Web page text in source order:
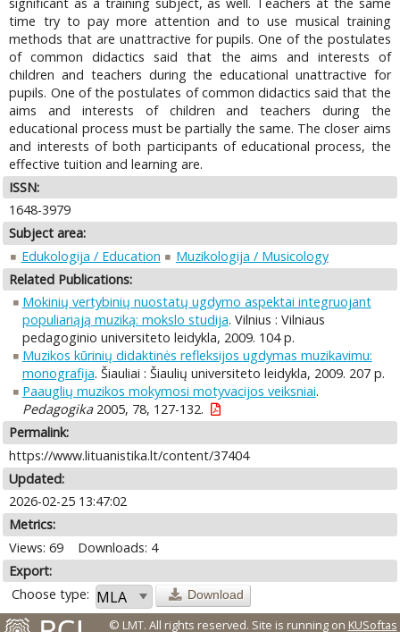
time try to pay more attention and to use musical training
methods that are unattractive for pupils. One of the postulates
of common didactics said that the aims and interests of
children and teachers during the educational unattractive for
pupils. One of the postulates of common didactics said that the
aims and interests of children and teachers during the
educational process must be partially the same. The closer aims
and interests of both participants of educational process, the
effective tuition and learning are.
ISSN:
1648-3979
Subject area:
Edukologija / Education
Muzikologija / Musicology
Related Publications:
Mokinių vertybinių nuostatų ugdymo aspektai integruojant
populiariąją muziką: mokslo studija. Vilnius : Vilniaus
pedagoginio universiteto leidykla, 2009. 104 p.
Muzikos kūrinių didaktinės refleksijos ugdymas muzikavimu:
monografija. Šiauliai : Šiaulių universiteto leidykla, 2009. 207 p.
Paauglių muzikos mokymosi motyvacijos veiksniai.
Pedagogika2005, 78, 127-132.
Permalink:
https://www.lituanistika.lt/content/37404
Updated:
2026-02-25 13:47:02
Metrics:
Views: 69
Downloads: 4
Export:
Choose type:
Download
© LMT. All rights reserved. Site is running on KUSoftas